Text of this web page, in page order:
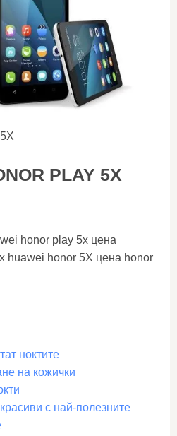
PLAY 5X
honor play 5x цена
huawei honor 5X цена honor
ноктите
на кожички
с най-полезните